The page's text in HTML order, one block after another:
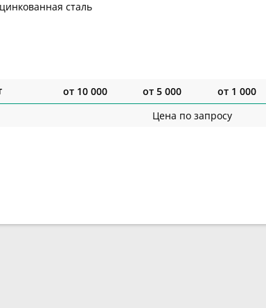
сталь
от 10 000 от 5 000 от 1 000
Цена по запросу